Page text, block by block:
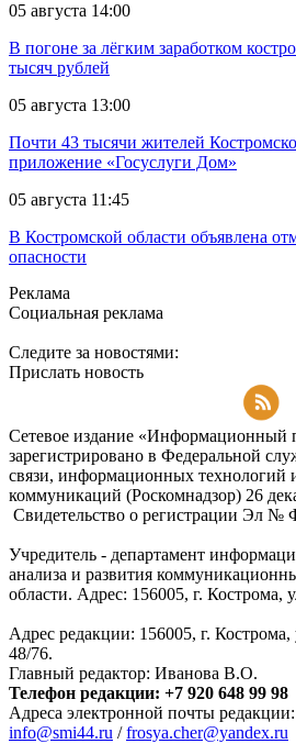
05 августа 14:00
В погоне за лёгким заработком
тысяч рублей
05 августа 13:00
Почти 43 тысячи жителей
приложение «Госуслуги Дом»
05 августа 11:45
В Костромской области объявлена
опасности
Реклама
Социальная реклама
Следите за новостями:
Прислать новость
Сетевое издание
зарегистрировано в Федеральной
связи, информационных технологий
коммуникаций (Роскомнадзор) 26
Свидетельство о регистрации Эл №
Учредитель - департамент
анализа и развития
области. Адрес: 156005, г. Кострома,
Адрес редакции: 156005, г.
48/76.
Главный редактор: Иванова В.О.
Телефон редакции: +7 920 648 99 98
Адреса электронной почты редакции:
info@smi44.ru /frosya.cher@yandex.ru